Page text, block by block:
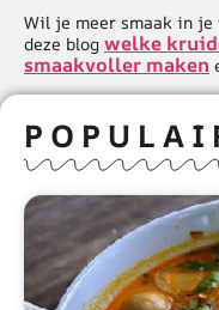
Wil je meer smaak in je
deze blog welke
smaakvoller maken